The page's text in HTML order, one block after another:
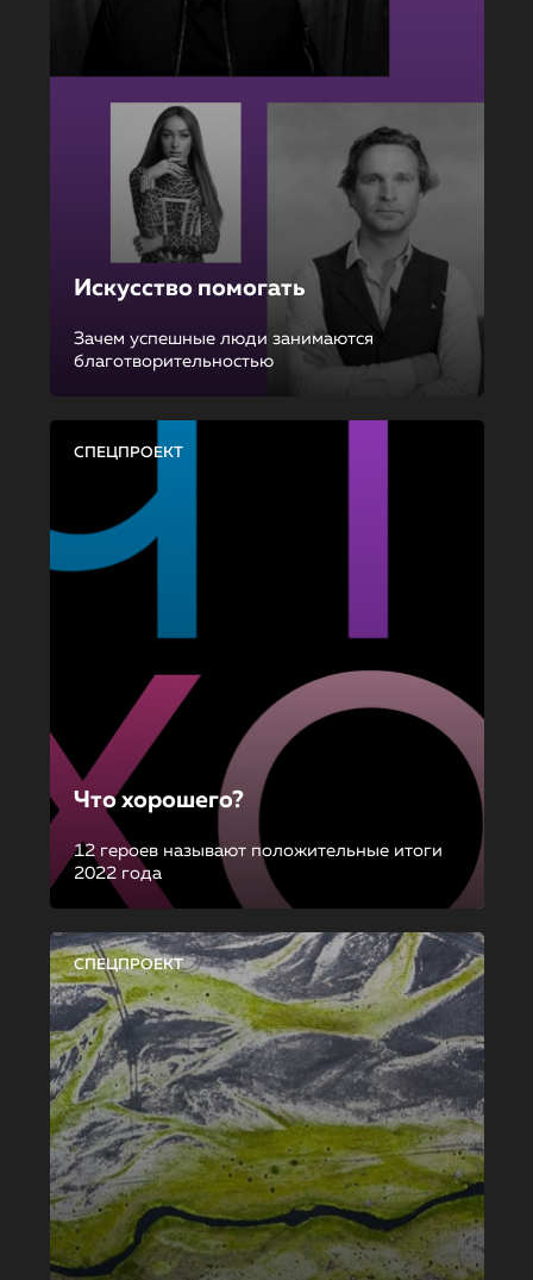
Искусство помогать
Зачем успешные люди занимаются
благотворительностью
СПЕЦПРОЕКТ
Что хорошего?
12 героев называют положительные итоги
2022 года
СПЕЦПРОЕКТ